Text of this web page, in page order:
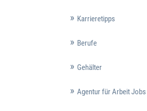
Karrieretipps
Berufe
Gehälter
Agentur für Arbeit Jobs